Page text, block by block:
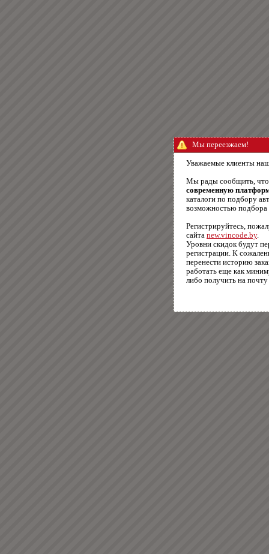
Мы переезжаем!
Уважаемые клиенты
Мы рады сообщить,
современную
каталоги по подбору
возможностью подбора
Регистрируйтесь,
сайта new.vincode.by.
Уровни скидок будут
регистрации. К
перенести историю
работать еще как
либо получить на